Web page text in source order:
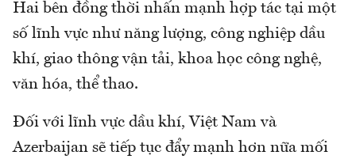
Hai bên đồng thời nhấn mạnh hợp tác tại một
số lĩnh vực như năng lượng, công nghiệp dầu
khí, giao thông vận tải, khoa học công nghệ,
văn hóa, thể thao.
Đối với lĩnh vực dầu khí, Việt Nam và
Azerbaijan sẽ tiếp tục đẩy mạnh hơn nữa mối